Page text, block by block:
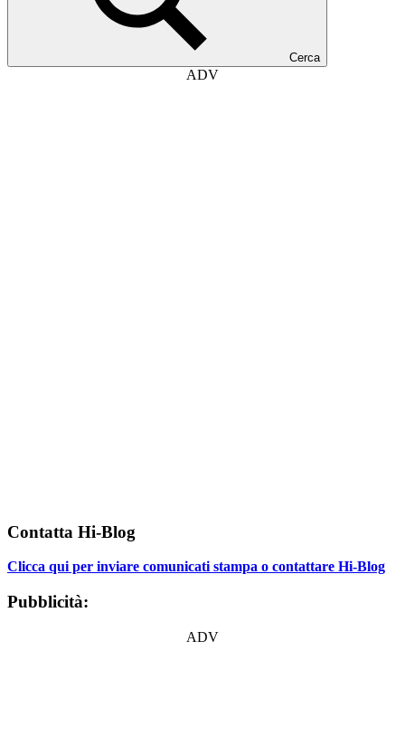
Cerca
ADV
Contatta Hi-Blog
Clicca qui per inviare comunicati stampa o contattare Hi-Blog
Pubblicità:
ADV